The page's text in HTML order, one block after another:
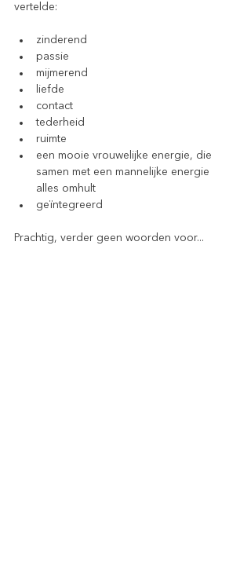
vertelde:
zinderend
passie
mijmerend
liefde
contact
tederheid
ruimte
een mooie vrouwelijke energie, die
samen met een mannelijke energie
alles omhult
geïntegreerd
Prachtig, verder geen woorden voor...